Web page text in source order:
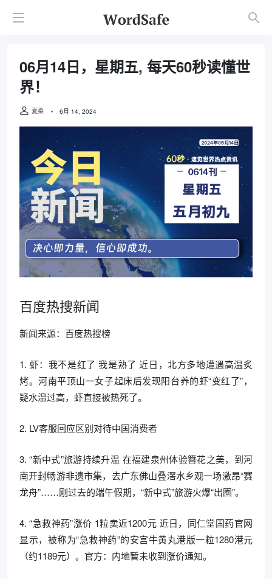
06月14日，星期五, 每天60秒读懂世
界！
夏柔 6月 14, 2024
百度热搜新闻
新闻来源：百度热搜榜
1. 虾：我不是红了 我是熟了 近日，北方多地遭遇高温炙
烤。河南平顶山一女子起床后发现阳台养的虾“变红了”，
疑水温过高，虾直接被热死了。
2. LV客服回应区别对待中国消费者
3. “新中式”旅游持续升温 在福建泉州体验簪花之美，到河
南开封畅游非遗市集，去广东佛山叠滘水乡观一场激昂“赛
龙舟”……刚过去的端午假期，“新中式”旅游火爆“出圈”。
4. “急救神药”涨价 1粒卖近1200元 近日，同仁堂国药官网
显示，被称为“急救神药”的安宫牛黄丸港版一粒1280港元
（约1189元）。官方：内地暂未收到涨价通知。